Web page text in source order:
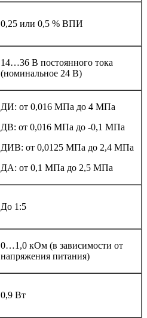
0,25 или 0,5 % ВПИ
14…36 В постоянного тока
(номинальное 24 В)
ДИ: от 0,016 МПа до 4 МПа
ДВ: от 0,016 МПа до -0,1 МПа
ДИВ: от 0,0125 МПа до 2,4 МПа
ДА: от 0,1 МПа до 2,5 МПа
До 1:5
0…1,0 кОм (в зависимости от
напряжения питания)
0,9 Вт